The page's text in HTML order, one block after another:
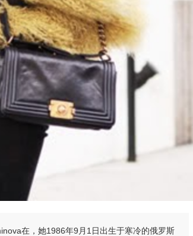
在，她1986年9月1日出生于寒冷的俄罗斯